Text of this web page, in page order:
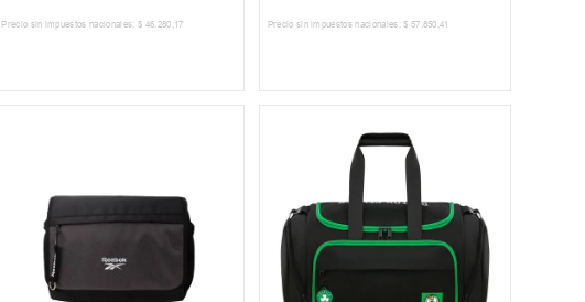
Precio sin impuestos nacionales: $ 46 280 17 Precio sin impuestos nacionales: $ 57 850 ,41